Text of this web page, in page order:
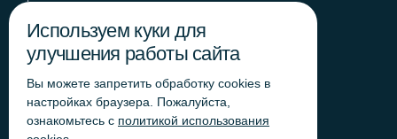
Согласие на обработку персональных данных
Политика обработки файлов cookie
Согласие на обработку персональных данных
«Яндекс.Метрика»
Согласие на обработку персональных данных для
Используем куки для
улучшения работы сайта
Вы можете запретить обработку сookies в
настройках браузера. Пожалуйста,
ознакомьтесь с политикой использования